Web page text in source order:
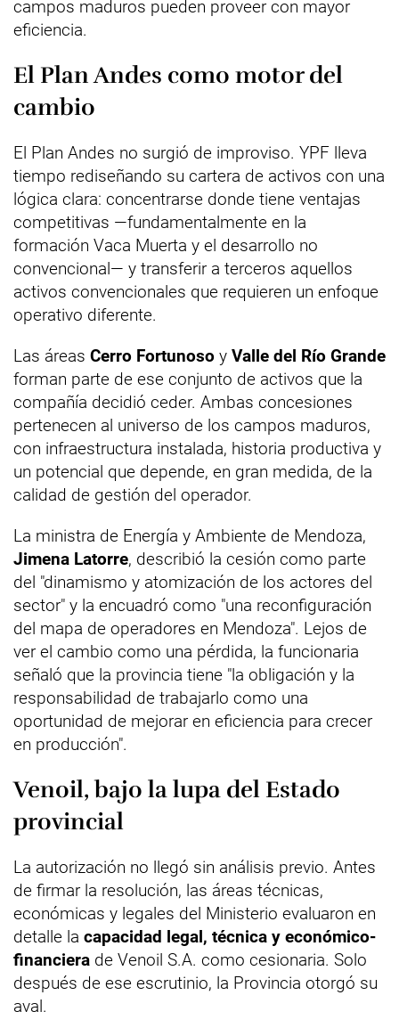
campos maduros pueden proveer con mayor
eficiencia.
El Plan Andes como motor del
cambio
El Plan Andes no surgió de improviso. YPF lleva
tiempo rediseñando su cartera de activos con una
lógica clara: concentrarse donde tiene ventajas
competitivas —fundamentalmente en la
formación Vaca Muerta y el desarrollo no
convencional— y transferir a terceros aquellos
activos convencionales que requieren un enfoque
operativo diferente.
Las áreas Cerro Fortunoso y Valle del Río Grande
forman parte de ese conjunto de activos que la
compañía decidió ceder. Ambas concesiones
pertenecen al universo de los campos maduros,
con infraestructura instalada, historia productiva y
un potencial que depende, en gran medida, de la
calidad de gestión del operador.
La ministra de Energía y Ambiente de Mendoza,
Jimena Latorre, describió la cesión como parte
del "dinamismo y atomización de los actores del
sector" y la encuadró como "una reconfiguración
del mapa de operadores en Mendoza". Lejos de
ver el cambio como una pérdida, la funcionaria
señaló que la provincia tiene "la obligación y la
responsabilidad de trabajarlo como una
oportunidad de mejorar en eficiencia para crecer
en producción".
Venoil, bajo la lupa del Estado
provincial
La autorización no llegó sin análisis previo. Antes
de firmar la resolución, las áreas técnicas,
económicas y legales del Ministerio evaluaron en
detalle la capacidad legal, técnica y económico-
financiera de Venoil S.A. como cesionaria. Solo
después de ese escrutinio, la Provincia otorgó su
aval.